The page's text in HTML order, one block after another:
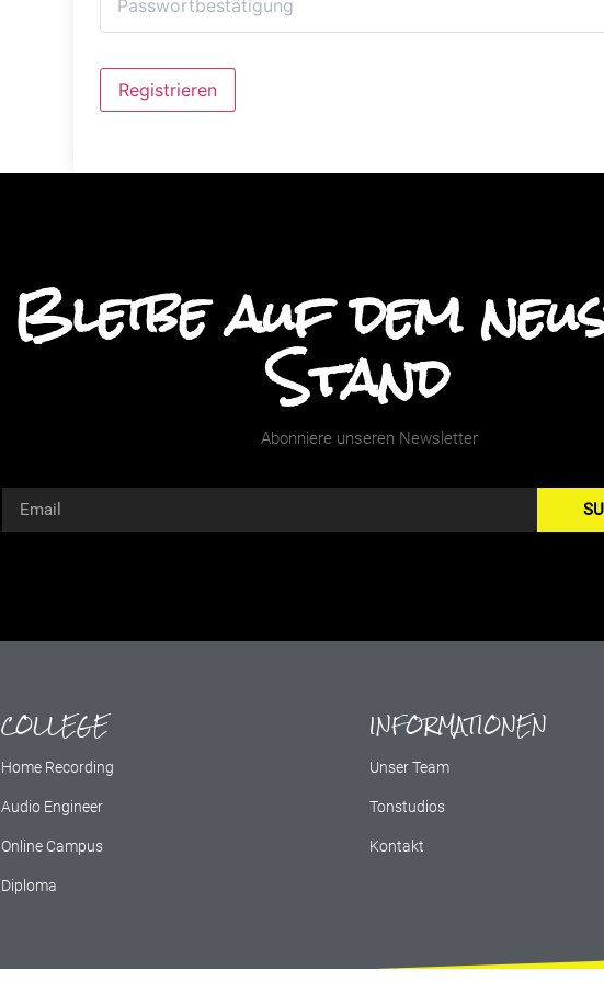
Alternative:
Registrieren
Bleibe auf dem
Stand
Abonniere unseren Newsletter
COLLEGE
Home Recording
Audio Engineer
Online Campus
Diploma
INFORMATIONEN
Unser Team
Tonstudios
Kontakt